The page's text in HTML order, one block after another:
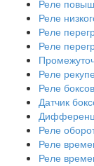
Реле
Реле
Реле
Реле
Реле
Реле
Датчик
Реле
Реле
Реле